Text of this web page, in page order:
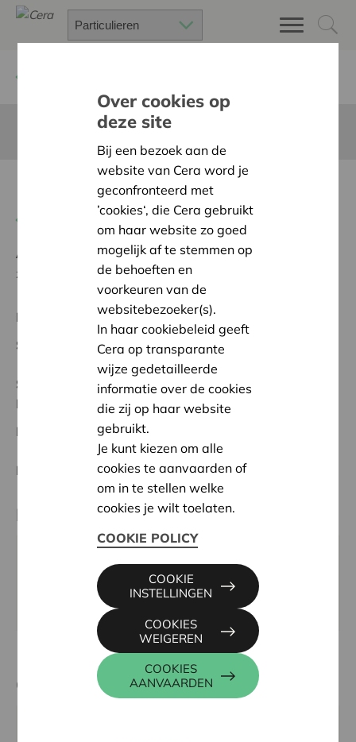
Deze pagina is niet vertaald in het Nederlands
Deelatelier REST
Terug naar overzicht
Ambitie:
Een solidaire, respectvolle samenleving
zonder drempels
Regionaal Project
Startdatum:
19/05/2026
Status:
In behandeling
Mortsel-Rupel
Datum:
19/05/2026
Beslissing: Goedgekeurd
Partner
Rest, PIETER REYPENSLEI 4, 2640 MORTSEL
info@restmortsel.be
https://restmortsel.be
Contactpersoon
Over cookies op
deze site
Bij een bezoek aan de
website van Cera word je
geconfronteerd met
’cookies‘, die Cera gebruikt
om haar website zo goed
mogelijk af te stemmen op
de behoeften en
voorkeuren van de
websitebezoeker(s).
In haar cookiebeleid geeft
Cera op transparante
wijze gedetailleerde
informatie over de cookies
die zij op haar website
gebruikt.
Je kunt kiezen om alle
cookies te aanvaarden of
om in te stellen welke
cookies je wilt toelaten.
COOKIE POLICY
COOKIES
AANVAARDEN
COOKIES
WEIGEREN
COOKIE
INSTELLINGEN